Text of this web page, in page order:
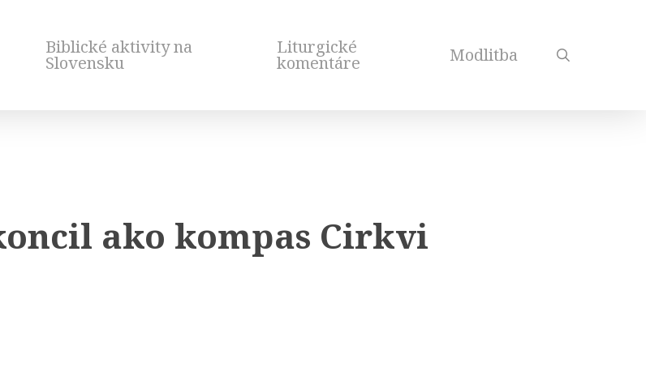
Biblické aktivity na
Slovensku
Liturgické
komentáre Modlitba
ako kompas Cirkvi